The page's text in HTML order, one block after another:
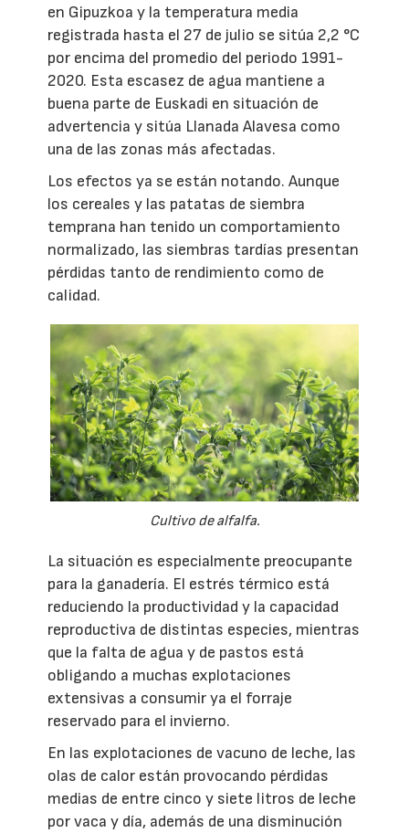
en Gipuzkoa y la temperatura media
registrada hasta el 27 de julio se sitúa 2,2 °C
por encima del promedio del periodo 1991-
2020. Esta escasez de agua mantiene a
buena parte de Euskadi en situación de
advertencia y sitúa Llanada Alavesa como
una de las zonas más afectadas.
Los efectos ya se están notando. Aunque
los cereales y las patatas de siembra
temprana han tenido un comportamiento
normalizado, las siembras tardías presentan
pérdidas tanto de rendimiento como de
calidad.
Cultivo de alfalfa.
La situación es especialmente preocupante
para la ganadería. El estrés térmico está
reduciendo la productividad y la capacidad
reproductiva de distintas especies, mientras
que la falta de agua y de pastos está
obligando a muchas explotaciones
extensivas a consumir ya el forraje
reservado para el invierno.
En las explotaciones de vacuno de leche, las
olas de calor están provocando pérdidas
medias de entre cinco y siete litros de leche
por vaca y día, además de una disminución